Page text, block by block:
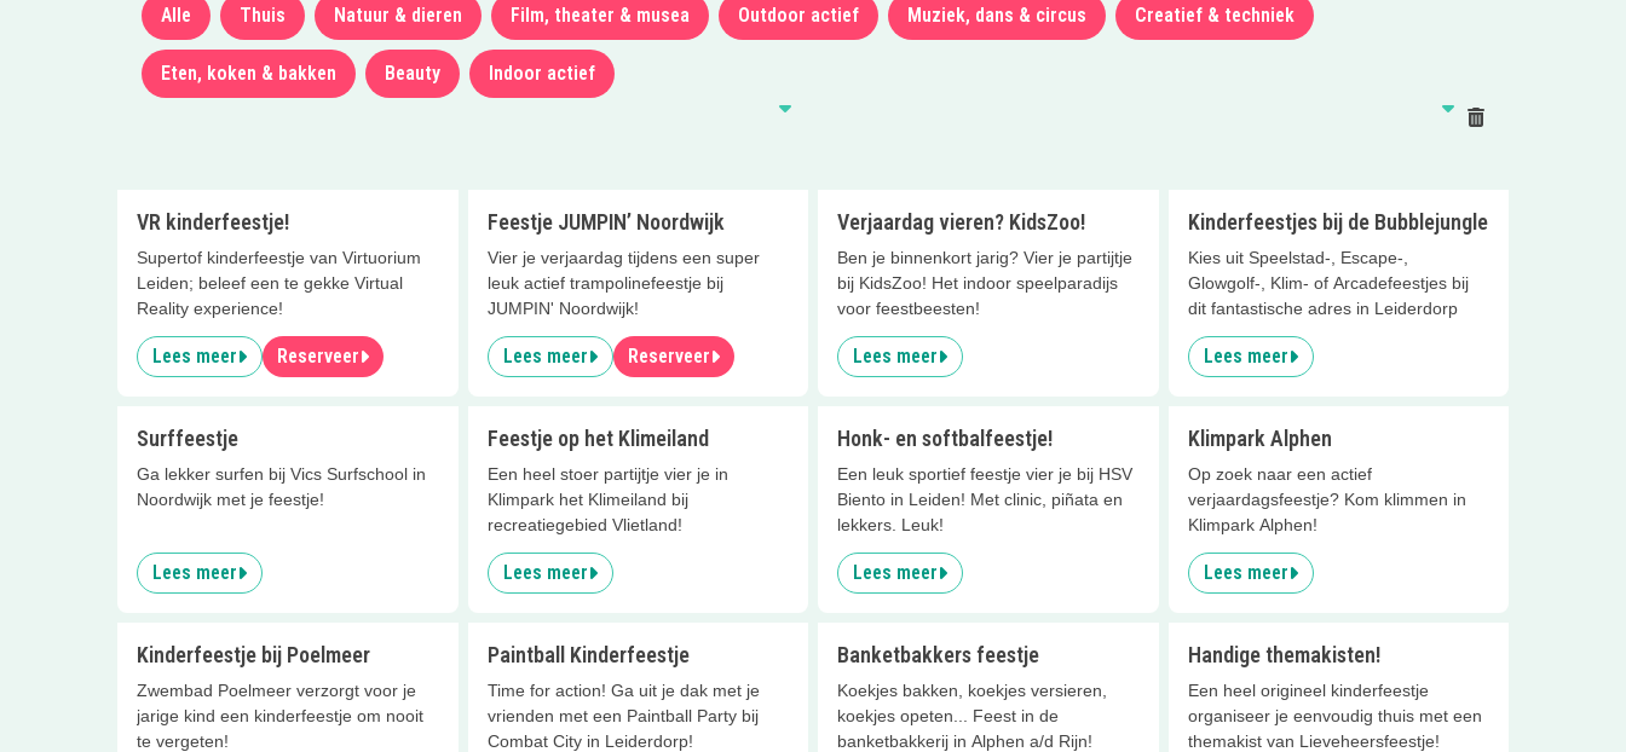
Alle Thuis Natuur & dieren Film, theater & musea Outdoor actief Muziek, dans & circus Creatief & techniek
Eten, koken & bakken Beauty Indoor actief
Reset
VR kinderfeestje!
Supertof kinderfeestje van Virtuorium
Leiden; beleef een te gekke Virtual
Reality experience!
Lees meer Reserveer
Feestje JUMPIN’ Noordwijk
Vier je verjaardag tijdens een super
leuk actief trampolinefeestje bij
JUMPIN' Noordwijk!
Lees meer Reserveer
Verjaardag vieren? KidsZoo!
Ben je binnenkort jarig? Vier je partijtje
bij KidsZoo! Het indoor speelparadijs
voor feestbeesten!
Lees meer
Kinderfeestjes bij de Bubblejungle
Kies uit Speelstad-, Escape-,
Glowgolf-, Klim- of Arcadefeestjes bij
dit fantastische adres in Leiderdorp
Lees meer
Surffeestje
Ga lekker surfen bij Vics Surfschool in
Noordwijk met je feestje!
Lees meer
Feestje op het Klimeiland
Een heel stoer partijtje vier je in
Klimpark het Klimeiland bij
recreatiegebied Vlietland!
Lees meer
Honk- en softbalfeestje!
Een leuk sportief feestje vier je bij HSV
Biento in Leiden! Met clinic, piñata en
lekkers. Leuk!
Lees meer
Klimpark Alphen
Op zoek naar een actief
verjaardagsfeestje? Kom klimmen in
Klimpark Alphen!
Lees meer
Kinderfeestje bij Poelmeer
Zwembad Poelmeer verzorgt voor je
jarige kind een kinderfeestje om nooit
te vergeten!
Paintball Kinderfeestje
Time for action! Ga uit je dak met je
vrienden met een Paintball Party bij
Combat City in Leiderdorp!
Banketbakkers feestje
Koekjes bakken, koekjes versieren,
koekjes opeten... Feest in de
banketbakkerij in Alphen a/d Rijn!
Handige themakisten!
Een heel origineel kinderfeestje
organiseer je eenvoudig thuis met een
themakist van Lieveheersfeestje!